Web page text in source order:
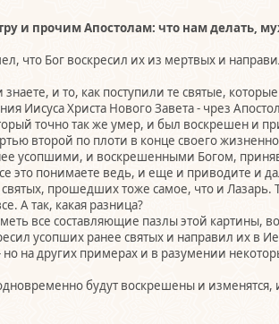
и прочим Апостолам: что нам делать,
что Бог воскресил их из мертвых и
и то, как поступили те святые,
Иисуса Христа Нового Завета - чрез
точно так же умер, и был воскрешен и
второй по плоти в конце своего
усопшими, и воскрешенными Богом,
это понимаете ведь, и еще и приводите и
прошедших тоже самое, что и
А так, какая разница?
все составляющие пазлы этой картины,
усопших ранее святых и направил их в
на других примерах и в разумении
будут воскрешены и изменятся,